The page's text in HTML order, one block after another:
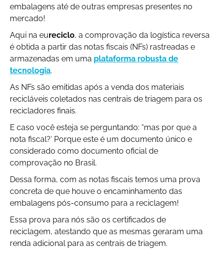
embalagens até de outras empresas presentes no
mercado!
Aqui na eureciclo, a comprovação da logística reversa
é obtida a partir das notas fiscais (NFs) rastreadas e
armazenadas em uma plataforma robusta de
tecnologia.
As NFs são emitidas após a venda dos materiais
recicláveis coletados nas centrais de triagem para os
recicladores finais.
E caso você esteja se perguntando: “mas por que a
nota fiscal?’ Porque este é um documento único e
considerado como documento oficial de
comprovação no Brasil.
Dessa forma, com as notas fiscais temos uma prova
concreta de que houve o encaminhamento das
embalagens pós-consumo para a reciclagem!
Essa prova para nós são os certificados de
reciclagem, atestando que as mesmas geraram uma
renda adicional para as centrais de triagem.